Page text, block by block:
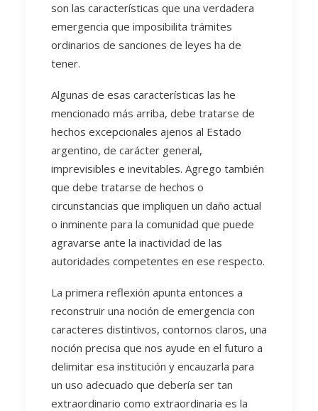
son las características que una verdadera
emergencia que imposibilita trámites
ordinarios de sanciones de leyes ha de
tener.
Algunas de esas características las he
mencionado más arriba, debe tratarse de
hechos excepcionales ajenos al Estado
argentino, de carácter general,
imprevisibles e inevitables. Agrego también
que debe tratarse de hechos o
circunstancias que impliquen un daño actual
o inminente para la comunidad que puede
agravarse ante la inactividad de las
autoridades competentes en ese respecto.
La primera reflexión apunta entonces a
reconstruir una noción de emergencia con
caracteres distintivos, contornos claros, una
noción precisa que nos ayude en el futuro a
delimitar esa institución y encauzarla para
un uso adecuado que debería ser tan
extraordinario como extraordinaria es la